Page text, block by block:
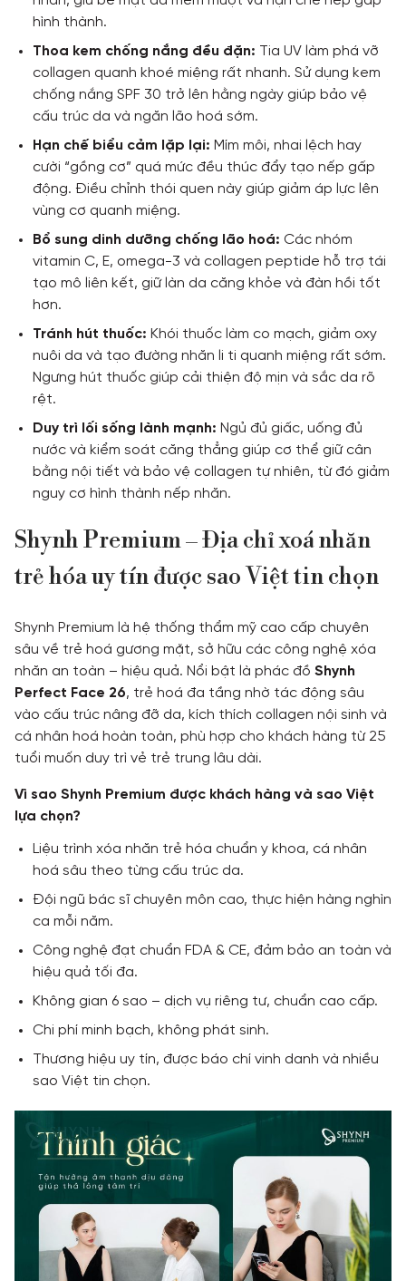
hình thành.
Thoa kem chống nắng đều đặn: Tia UV làm phá vỡ
collagen quanh khoé miệng rất nhanh. Sử dụng kem
chống nắng SPF 30 trở lên hằng ngày giúp bảo vệ
cấu trúc da và ngăn lão hoá sớm.
Hạn chế biểu cảm lặp lại: Mím môi, nhai lệch hay
cười “gồng cơ” quá mức đều thúc đẩy tạo nếp gấp
động. Điều chỉnh thói quen này giúp giảm áp lực lên
vùng cơ quanh miệng.
Bổ sung dinh dưỡng chống lão hoá: Các nhóm
vitamin C, E, omega-3 và collagen peptide hỗ trợ tái
tạo mô liên kết, giữ làn da căng khỏe và đàn hồi tốt
hơn.
Tránh hút thuốc: Khói thuốc làm co mạch, giảm oxy
nuôi da và tạo đường nhăn li ti quanh miệng rất sớm.
Ngưng hút thuốc giúp cải thiện độ mịn và sắc da rõ
rệt.
Duy trì lối sống lành mạnh: Ngủ đủ giấc, uống đủ
nước và kiểm soát căng thẳng giúp cơ thể giữ cân
bằng nội tiết và bảo vệ collagen tự nhiên, từ đó giảm
nguy cơ hình thành nếp nhăn.
Shynh Premium – Địa chỉ xoá nhăn
trẻ hóa uy tín được sao Việt tin chọn
Shynh Premium là hệ thống thẩm mỹ cao cấp chuyên
sâu về trẻ hoá gương mặt, sở hữu các công nghệ xóa
nhăn an toàn – hiệu quả. Nổi bật là phác đồ Shynh
Perfect Face 26, trẻ hoá đa tầng nhờ tác động sâu
vào cấu trúc nâng đỡ da, kích thích collagen nội sinh và
cá nhân hoá hoàn toàn, phù hợp cho khách hàng từ 25
tuổi muốn duy trì vẻ trẻ trung lâu dài.
Vì sao Shynh Premium được khách hàng và sao Việt
lựa chọn?
Liệu trình xóa nhăn trẻ hóa chuẩn y khoa, cá nhân
hoá sâu theo từng cấu trúc da.
Đội ngũ bác sĩ chuyên môn cao, thực hiện hàng nghìn
ca mỗi năm.
Công nghệ đạt chuẩn FDA & CE, đảm bảo an toàn và
hiệu quả tối đa.
Không gian 6 sao – dịch vụ riêng tư, chuẩn cao cấp.
Chi phí minh bạch, không phát sinh.
Thương hiệu uy tín, được báo chí vinh danh và nhiều
sao Việt tin chọn.